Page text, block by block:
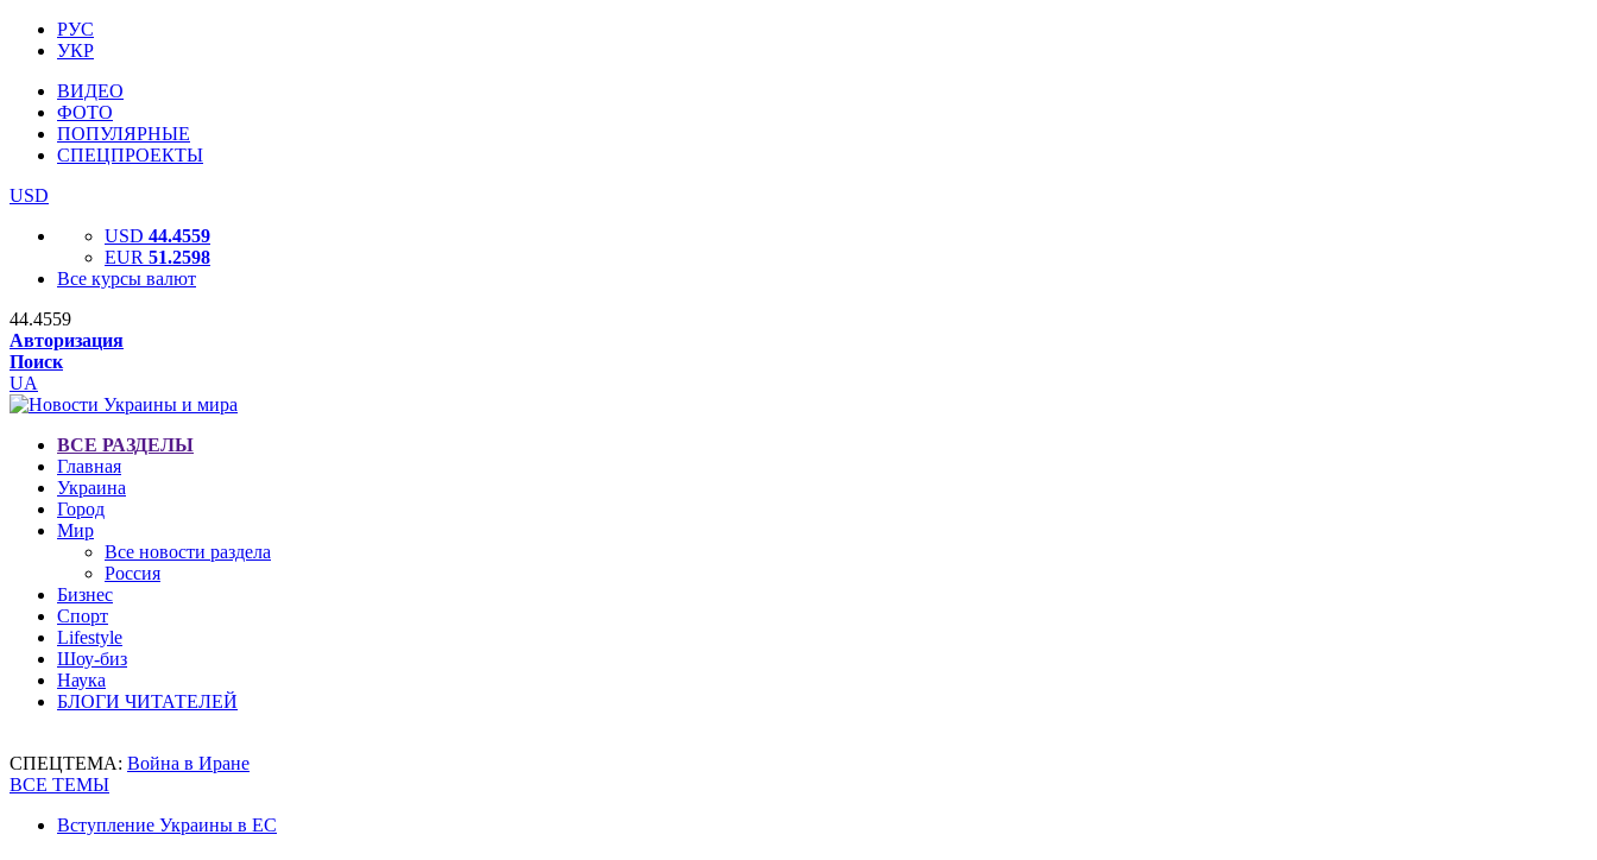
РУС
УКР
ВИДЕО
ФОТО
ПОПУЛЯРНЫЕ
СПЕЦПРОЕКТЫ
USD
USD 44.4559
EUR 51.2598
Все курсы валют
44.4559
Авторизация
Поиск
UA
ВСЕ РАЗДЕЛЫ
Главная
Украина
Город
Мир
Все новости раздела
Россия
Бизнес
Спорт
Lifestyle
Шоу-биз
Наука
БЛОГИ ЧИТАТЕЛЕЙ
СПЕЦТЕМА: Война в Иране
ВСЕ ТЕМЫ
Вступление Украины в ЕС